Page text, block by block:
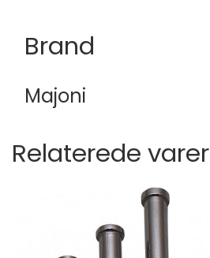
Brand
Majoni
Relaterede varer